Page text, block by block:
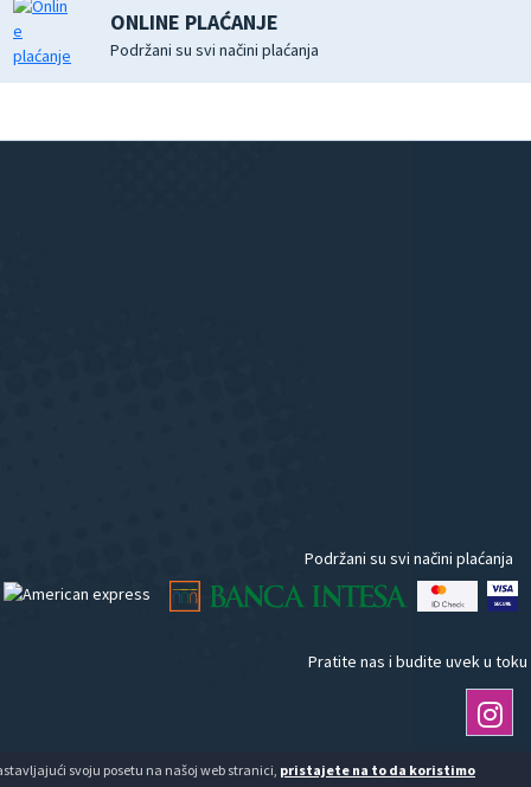
ONLINE PLAĆANJE
Podržani su svi načini plaćanja
Podržani su svi načini plaćanja
Pratite nas i budite uvek u toku
svoju posetu na našoj web stranici, pristajete na to da koristimo